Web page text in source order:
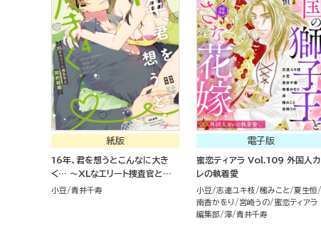
紙版
16年、君を想うとこんなに大き
く… ～XLなエリート捜査官と契
約結婚～ （4） 【かきおろし漫画＆
小豆 青井千寿
電子版
蜜恋ティアラ Vol.109 外国人カ
レの執着愛
小豆 志連ユキ枝 櫁みこと
夏生恒
南香かをり
宮崎うの
蜜恋ティアラ
編集部
濘 青井千寿